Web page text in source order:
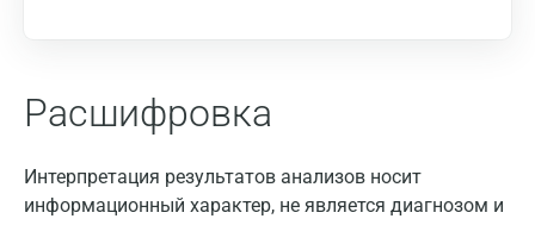
Расшифровка
Интерпретация результатов анализов носит
информационный характер, не является диагнозом и